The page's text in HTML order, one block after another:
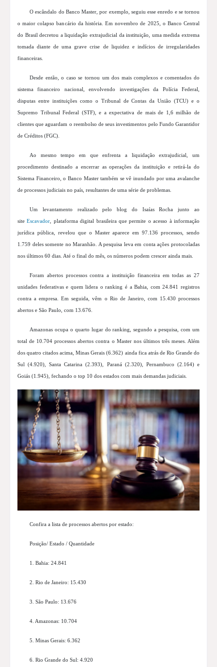
O escândalo do Banco Master, por exemplo, seguiu esse enredo e se tornou
o maior colapso bancário da história. Em novembro de 2025, o Banco Central
do Brasil decretou a liquidação extrajudicial da instituição, uma medida extrema
tomada diante de uma grave crise de liquidez e indícios de irregularidades
financeiras.
Desde então, o caso se tornou um dos mais complexos e comentados do
sistema financeiro nacional, envolvendo investigações da Polícia Federal,
disputas entre instituições como o Tribunal de Contas da União (TCU) e o
Supremo Tribunal Federal (STF), e a expectativa de mais de 1,6 milhão de
clientes que aguardam o reembolso de seus investimentos pelo Fundo Garantidor
de Créditos (FGC).
Ao mesmo tempo em que enfrenta a liquidação extrajudicial, um
procedimento destinado a encerrar as operações da instituição e retirá-la do
Sistema Financeiro, o Banco Master também se vê inundado por uma avalanche
de processos judiciais no país, resultantes de uma série de problemas.
Um levantamento realizado peloblog do Isaías Rocha junto ao
siteEscavador , plataforma digital brasileira que permite o acesso à informação
jurídica pública, revelou que o Master aparece em 97.136 processos, sendo
1.759 deles somente no Maranhão. A pesquisa leva em conta ações protocoladas
nos últimos 60 dias. Até o final do mês, os números podem crescer ainda mais.
Foram abertos processos contra a instituição financeira em todas as 27
unidades federativas e quem lidera o ranking é a Bahia, com 24.841 registros
contra a empresa. Em seguida, vêm o Rio de Janeiro, com 15.430 processos
abertos e São Paulo, com 13.676.
Amazonas ocupa o quarto lugar do ranking, segundo a pesquisa, com um
total de 10.704 processos abertos contra o Master nos últimos três meses. Além
dos quatro citados acima, Minas Gerais (6.362) ainda fica atrás de Rio Grande do
Sul (4.920), Santa Catarina (2.393), Paraná (2.320), Pernambuco (2.164) e
Goiás (1.945), fechando o top 10 dos estados com mais demandas judiciais.
Confira a lista de processos abertos por estado:
Posição/ Estado / Quantidade
1. Bahia: 24.841
2. Rio de Janeiro: 15.430
3. São Paulo: 13.676
4. Amazonas: 10.704
5. Minas Gerais: 6.362
6. Rio Grande do Sul: 4.920